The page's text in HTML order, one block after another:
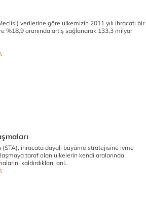
verilerine göre ülkemizin 2011 yılı ihracatı bir
%18,9 oranında artış sağlanarak 133,3 milyar
ihracata dayalı büyüme stratejisine ivme
taraf olan ülkelerin kendi aralarında
kaldırdıkları, anl..